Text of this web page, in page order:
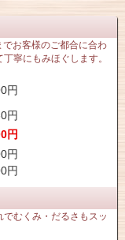
お客様のご都合に合わ
寧にもみほぐします。
円
円
円
円
円
むくみ・だるさもスッ